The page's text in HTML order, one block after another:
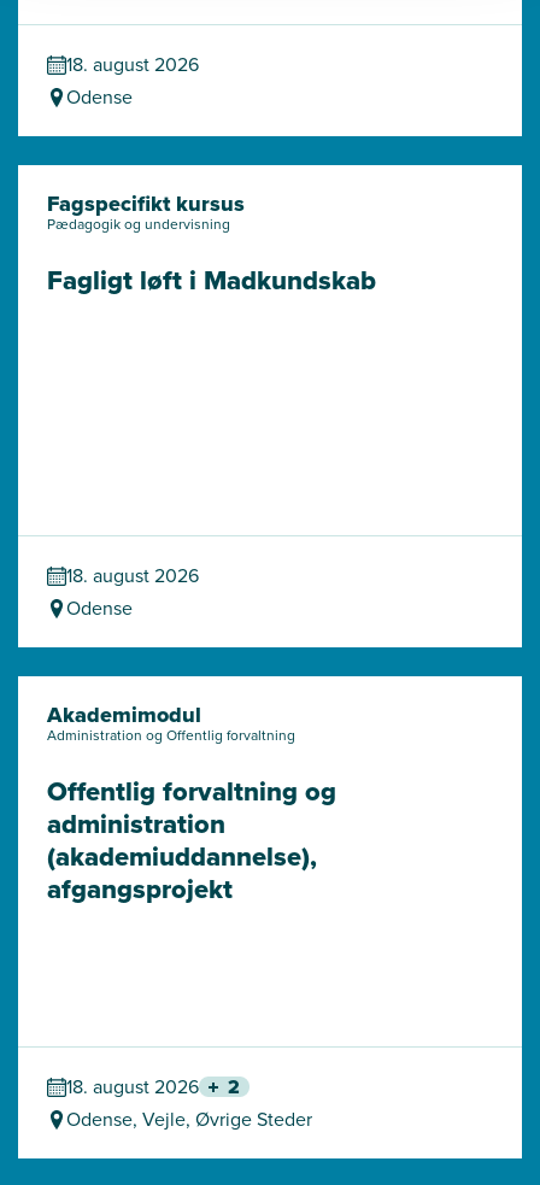
18. august 2026
Odense
Fagspecifikt kursus
Pædagogik og undervisning
Fagligt løft i Madkundskab
18. august 2026
Odense
Akademimodul
Administration og Offentlig forvaltning
Offentlig forvaltning og
administration
(akademiuddannelse),
afgangsprojekt
18. august 2026
2
Odense, Vejle, Øvrige Steder